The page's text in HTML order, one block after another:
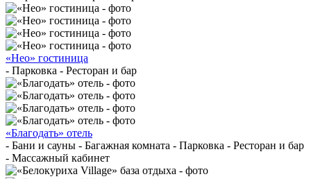
«Нео» гостиница
- Парковка - Ресторан и бар
«Благодать» отель
- Бани и сауны - Багажная комната - Парковка - Ресторан и бар
- Массажный кабинет